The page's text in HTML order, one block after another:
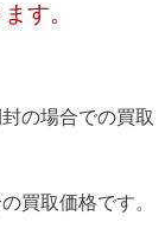
す。
の場合での買取
買取価格です。